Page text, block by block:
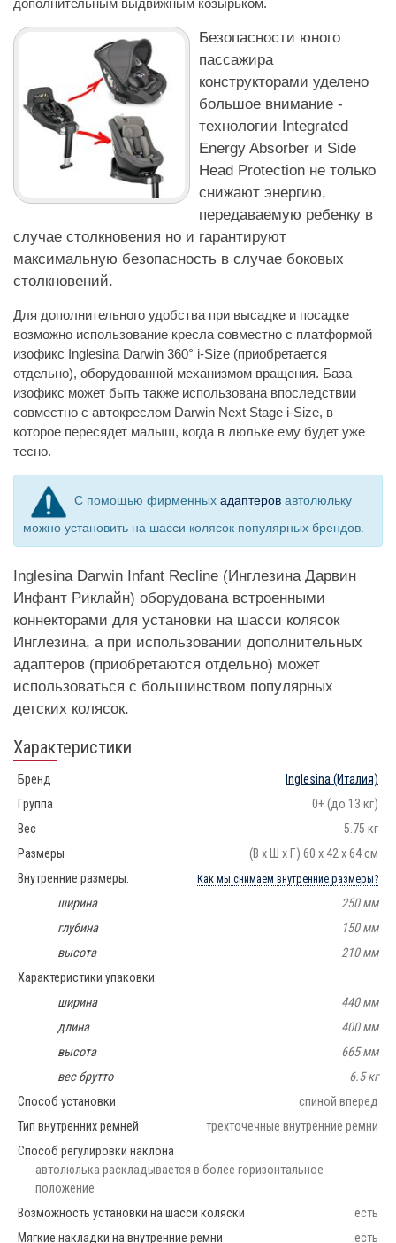
Безопасности юного
пассажира
конструкторами уделено
большое внимание -
технологии Integrated
Energy Absorber и Side
Head Protection не только
снижают энергию,
передаваемую ребенку в
случае столкновения но и гарантируют
максимальную безопасность в случае боковых
столкновений.
Для дополнительного удобства при высадке и посадке
возможно использование кресла совместно с платформой
изофикс Inglesina Darwin 360° i-Size (приобретается
отдельно), оборудованной механизмом вращения. База
изофикс может быть также использована впоследствии
совместно с автокреслом Darwin Next Stage i-Size, в
которое пересядет малыш, когда в люльке ему будет уже
тесно.
С помощью фирменных адаптеров автолюльку
можно установить на шасси колясок популярных брендов.
Inglesina Darwin Infant Recline (Инглезина Дарвин
Инфант Риклайн) оборудована встроенными
коннекторами для установки на шасси колясок
Инглезина, а при использовании дополнительных
адаптеров (приобретаются отдельно) может
использоваться с большинством популярных
детских колясок.
Характеристики
Бренд Inglesina(Италия)
Группа
0+ (до 13 кг)
Вес
5.75 кг
Размеры
(В х Ш х Г) 60 х 42 х 64 см
Внутренние размеры:
Как мы снимаем внутренние размеры?
ширина
250 мм
глубина
150 мм
высота
210 мм
Характеристики упаковки:
ширина
440 мм
длина
400 мм
высота
665 мм
вес брутто
6.5 кг
Способ установки
спиной вперед
Тип внутренних ремней
трехточечные внутренние ремни
Способ регулировки наклона
автолюлька раскладывается в более горизонтальное
положение
Возможность установки на шасси коляски
есть
Мягкие накладки на внутренние ремни
есть